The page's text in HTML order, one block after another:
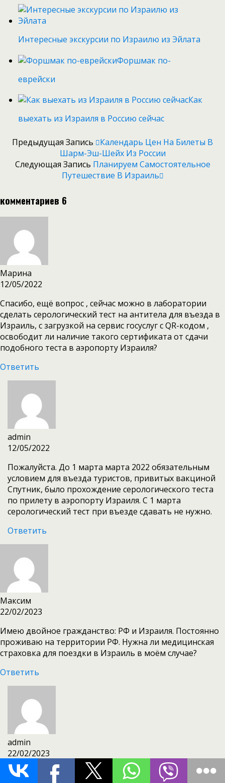
Интересные экскурсии по Израилю из Эйлата
Форшмак по-
еврейски
Как
выехать из Израиля в Россию сейчас
Предыдущая Запись
Календарь Цен На Билеты В
Шарм-Эш-Шейх Из России
Следующая Запись Планируем Самостоятельное
Путешествие В Израиль
комментариев 6
Марина
12/05/2022
Спасибо, ещё вопрос , сейчас можно в лаборатории
сделать серологический тест на антитела для въезда в
Израиль, с загрузкой на сервис госуслуг с QR-кодом ,
освободит ли наличие такого сертификата от сдачи
подобного теста в аэропорту Израиля?
Ответить
admin
12/05/2022
Пожалуйста. До 1 марта марта 2022 обязательным
условием для въезда туристов, привитых вакциной
Спутник, было прохождение серологического теста
по прилету в аэропорту Израиля. С 1 марта
серологический тест при въезде сдавать не нужно.
Ответить
Максим
22/02/2023
Имею двойное гражданство: РФ и Израиля. Постоянно
проживаю на территории РФ. Нужна ли медицинская
страховка для поездки в Израиль в моём случае?
Ответить
admin
22/02/2023
Здравствуйте! Страховку обязаны иметь